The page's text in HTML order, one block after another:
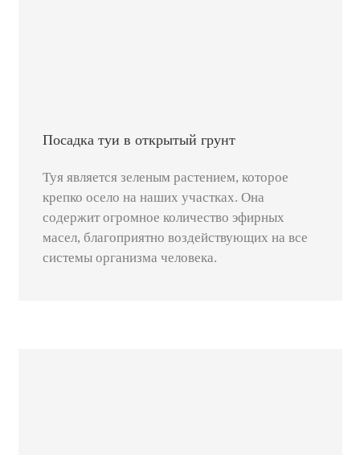
Посадка туи в открытый грунт
Туя является зеленым растением, которое
крепко осело на наших участках. Она
содержит огромное количество эфирных
масел, благоприятно воздействующих на все
системы организма человека.